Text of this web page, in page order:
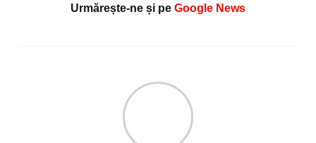
Urmărește-ne și pe Google News